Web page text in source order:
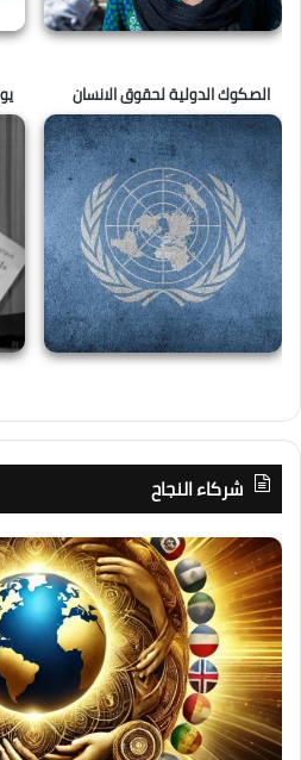
الصكوك الدولية لحقوق الانسان
شركاء النجاح